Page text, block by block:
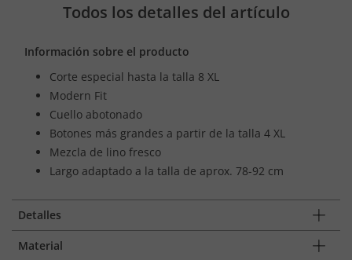
Todos los detalles del artículo
Información sobre el producto
Corte especial hasta la talla 8 XL
Modern Fit
Cuello abotonado
Botones más grandes a partir de la talla 4 XL
Mezcla de lino fresco
Largo adaptado a la talla de aprox. 78-92 cm
Detalles
Material